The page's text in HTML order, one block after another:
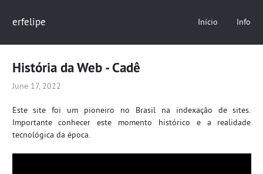
erfelipe Início Info
História da Web - Cadê
June 17, 2022
Este site foi um pioneiro no Brasil na indexação de sites.
Importante conhecer este momento histórico e a realidade
tecnológica da época.